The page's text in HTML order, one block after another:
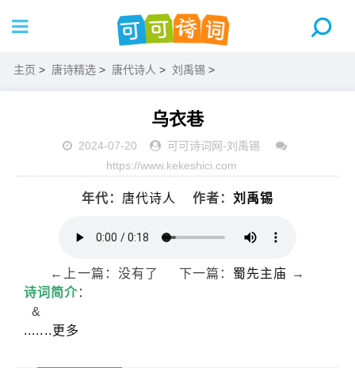
主页 > 唐诗精选 > 唐代诗人 > 刘禹锡 >
乌衣巷
2024-07-20 可可诗词网-刘禹锡
https://www.kekeshici.com
年代： 唐代诗人 作者：刘禹锡
←上一篇：没有了 下一篇： 蜀先主庙 →
诗词简介：
&
.......更多